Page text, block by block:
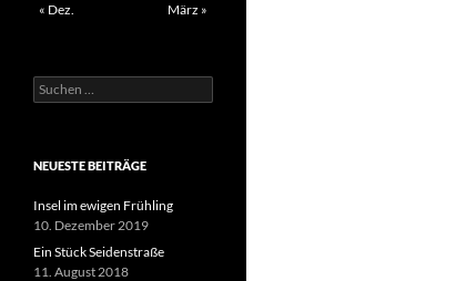
« Dez.
März »
Suchen
nach:
NEUESTE BEITRÄGE
Insel im ewigen Frühling
10. Dezember 2019
Ein Stück Seidenstraße
11. August 2018